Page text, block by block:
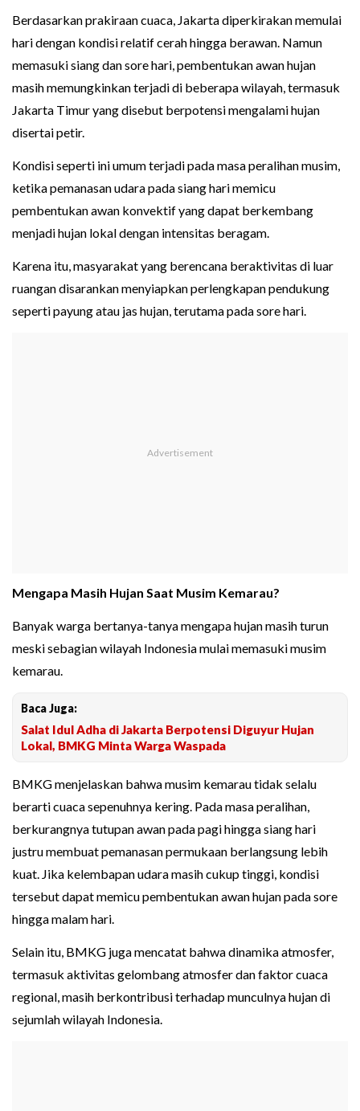
Berdasarkan prakiraan cuaca, Jakarta diperkirakan memulai
hari dengan kondisi relatif cerah hingga berawan. Namun
memasuki siang dan sore hari, pembentukan awan hujan
masih memungkinkan terjadi di beberapa wilayah, termasuk
Jakarta Timur yang disebut berpotensi mengalami hujan
disertai petir.
Kondisi seperti ini umum terjadi pada masa peralihan musim,
ketika pemanasan udara pada siang hari memicu
pembentukan awan konvektif yang dapat berkembang
menjadi hujan lokal dengan intensitas beragam.
Karena itu, masyarakat yang berencana beraktivitas di luar
ruangan disarankan menyiapkan perlengkapan pendukung
seperti payung atau jas hujan, terutama pada sore hari.
Mengapa Masih Hujan Saat Musim Kemarau?
Banyak warga bertanya-tanya mengapa hujan masih turun
meski sebagian wilayah Indonesia mulai memasuki musim
kemarau.
Baca Juga:
Salat Idul Adha di Jakarta Berpotensi Diguyur Hujan
Lokal, BMKG Minta Warga Waspada
BMKG menjelaskan bahwa musim kemarau tidak selalu
berarti cuaca sepenuhnya kering. Pada masa peralihan,
berkurangnya tutupan awan pada pagi hingga siang hari
justru membuat pemanasan permukaan berlangsung lebih
kuat. Jika kelembapan udara masih cukup tinggi, kondisi
tersebut dapat memicu pembentukan awan hujan pada sore
hingga malam hari.
Selain itu, BMKG juga mencatat bahwa dinamika atmosfer,
termasuk aktivitas gelombang atmosfer dan faktor cuaca
regional, masih berkontribusi terhadap munculnya hujan di
sejumlah wilayah Indonesia.